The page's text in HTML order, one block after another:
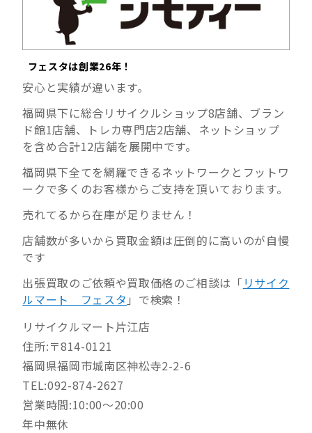
フェスタは創業26年！
安心と実績が違います。
福岡県下に総合リサイクルショップ8店舗、ブラン
ド館1店舗、トレカ専門店2店舗、ネットショップ
を含め合計12店舗を展開中です。
福岡県下全てを網羅できるネットワークとフットワ
ークで多くのお客様からご支持を頂いております。
売れてるから在庫が足りません！
店舗数が多いから買取金額は圧倒的に高いのが自慢
です
出張買取のご依頼や買取価格のご相談は「 リサイク
ルマート フェスタ 」で検索！
リサイクルマート片江店
住所:〒814-0121
福岡県福岡市城南区神松寺2-2-6
TEL:092-874-2627
営業時間:10:00～20:00
年中無休